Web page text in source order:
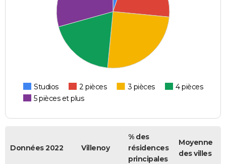
Studios 2 pièces 3 pièces
4 pièces
5 pièces et plus
Données 2022 Villenoy
% des
résidences
principales
Moyenne
des villes